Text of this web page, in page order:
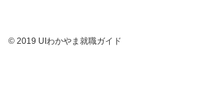
© 2019 UIわかやま就職ガイド